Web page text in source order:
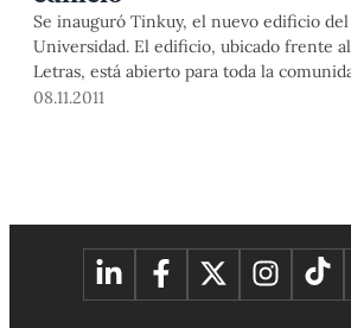
Se inauguró Tinkuy, el nuevo edificio del
Universidad. El edificio, ubicado frente
Letras, está abierto para toda la
Este se llamará Tinkuy. ¿Por qué Tinkuy?
08.11.2011